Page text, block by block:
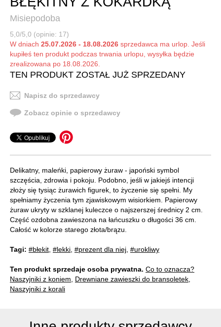
Misiepodoba
5,0/5,0 (opinie: 17)
W dniach 25.07.2026 - 18.08.2026 sprzedawca ma urlop. Jeśli
kupiłeś ten produkt podczas trwania urlopu, wysyłka będzie
zrealizowana po 18.08.2026.
TEN PRODUKT ZOSTAŁ JUŻ SPRZEDANY
Napisz do sprzedawcy
Zobacz opinie o sprzedawcy
Delikatny, maleńki, papierowy żuraw - japoński symbol
szczęścia, zdrowia i pokoju. Podobno, jeśli w jakiejś intencji
złoży się tysiąc żurawich figurek, to życzenie się spełni. My
spełniamy życzenia tym zjawiskowym wisiorkiem. Papierowy
żuraw ukryty w szklanej kuleczce o najszerszej średnicy 2 cm.
Część ozdobna zawieszona na łańcuszku o długości 36 cm.
Całość w kolorze starego złota/brązu.
Tagi: #błekit #lekki #prezent dla niej #urokliwy
Ten produkt sprzedaje osoba prywatna. Co to oznacza?
Naszyjniki z koniem
Drewniane zawieszki do bransoletek
Naszyjniki z korali